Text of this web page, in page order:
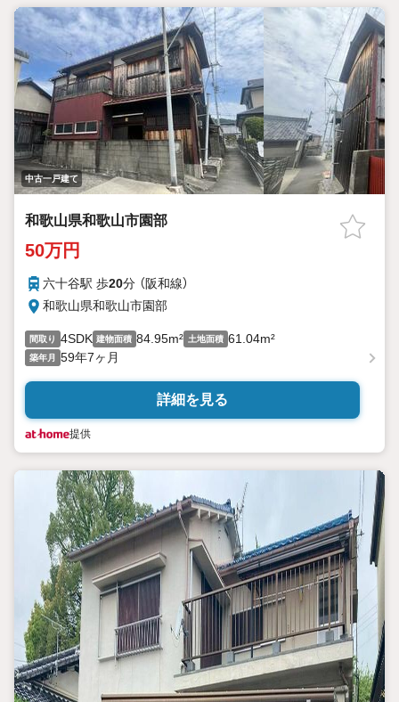
中古一戸建て
和歌山県和歌山市園部
50万円
六十谷駅 歩20分 （阪和線）
和歌山県和歌山市園部
間取り 4SDK 建物面積 84.95m² 土地面積 61.04m²
築年月 59年7ヶ月
詳細を見る
提供